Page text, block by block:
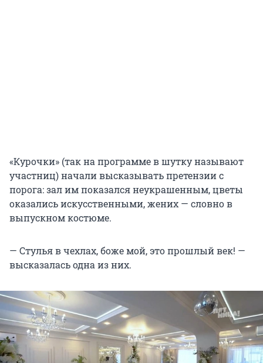
«Курочки» (так на программе в шутку называют
участниц) начали высказывать претензии с
порога: зал им показался неукрашенным, цветы
оказались искусственными, жених — словно в
выпускном костюме.
— Стулья в чехлах, боже мой, это прошлый век! —
высказалась одна из них.